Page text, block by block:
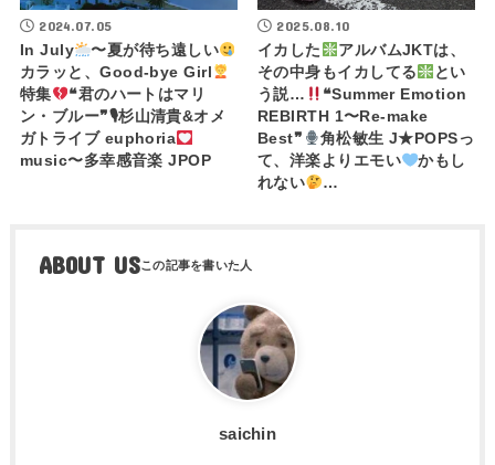
2024.07.05
In July
〜夏が待ち遠しい
カラッと、Good-bye Girl
特集
❝君のハートはマリ
ン・ブルー❞🎙杉山清貴&オメ
ガトライブ euphoria
music〜多幸感音楽 JPOP
2025.08.10
イカした
アルバムJKTは、
その中身もイカしてる
とい
う説…
❝Summer Emotion
REBIRTH 1〜Re-make
Best❞
角松敏生 J★POPSっ
て、洋楽よりエモい
かもし
れない
…
ABOUT US
saichin